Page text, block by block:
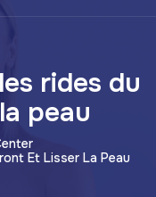
rides du
peau
Et Lisser La Peau